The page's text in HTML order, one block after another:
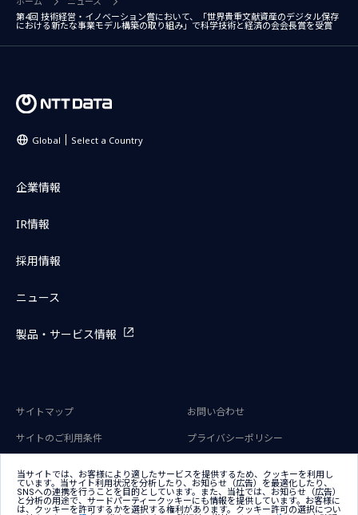
第4回 技術経営・イノベーション賞において、「世界貴重文献資産のデジタル保存
における新たな事業モデル構築の取り組み」で科学技術と経済の会会長賞を受賞
Global Select a Country
企業情報
IR情報
採用情報
ニュース
製品・サービス情報
サイトマップ
お問い合わせ
サイトのご利用条件
プライバシーポリシー
クッキー（Cookie）プリファレン
ス
当サイトでは、お客様により適したサービスを提供するため、クッキーを利用し
ています。当サイト利用状況を分析したり、お知らせ（広告）を最適化したり、
SNSへの連携を行うことを目的としています。また、当社では、お知らせ（広告）
と分析の用途で、サードパーティークッキーにも情報を提供しています。お客様に
は、クッキーを許可するかを選択する権利があります。クッキー許可の選択につい